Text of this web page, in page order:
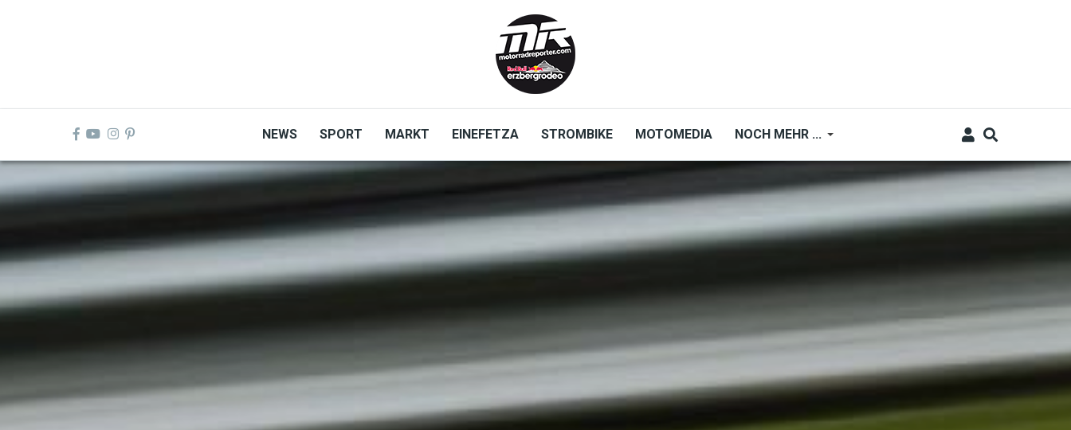
NEWS SPORT MARKT EINEFETZA STROMBIKE MOTOMEDIA NOCH MEHR ...